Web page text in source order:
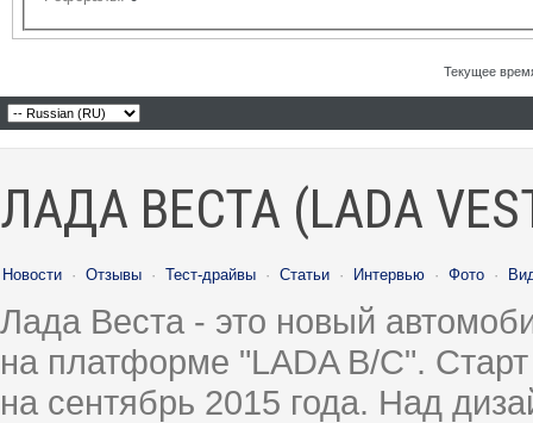
Текущее
ЛАДА ВЕСТА (LADA
Новости · Отзывы · Тест-драйвы · Статьи · Интервью · Фото ·
Лада Веста - это новый
на платформе "LADA B/C".
на сентябрь 2015 года. Над